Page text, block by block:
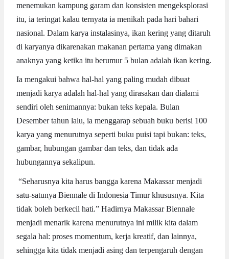
menemukan kampung garam dan konsisten mengeksplorasi
itu, ia teringat kalau ternyata ia menikah pada hari bahari
nasional. Dalam karya instalasinya, ikan kering yang ditaruh
di karyanya dikarenakan makanan pertama yang dimakan
anaknya yang ketika itu berumur 5 bulan adalah ikan kering.
Ia mengakui bahwa hal-hal yang paling mudah dibuat
menjadi karya adalah hal-hal yang dirasakan dan dialami
sendiri oleh senimannya: bukan teks kepala. Bulan
Desember tahun lalu, ia menggarap sebuah buku berisi 100
karya yang menurutnya seperti buku puisi tapi bukan: teks,
gambar, hubungan gambar dan teks, dan tidak ada
hubungannya sekalipun.
“Seharusnya kita harus bangga karena Makassar menjadi
satu-satunya Biennale di Indonesia Timur khususnya. Kita
tidak boleh berkecil hati.” Hadirnya Makassar Biennale
menjadi menarik karena menurutnya ini milik kita dalam
segala hal: proses momentum, kerja kreatif, dan lainnya,
sehingga kita tidak menjadi asing dan terpengaruh dengan